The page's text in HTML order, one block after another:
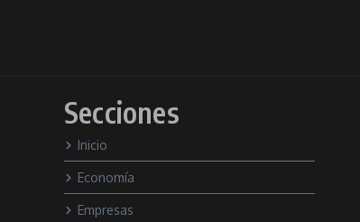
Secciones
Inicio
Economía
Empresas